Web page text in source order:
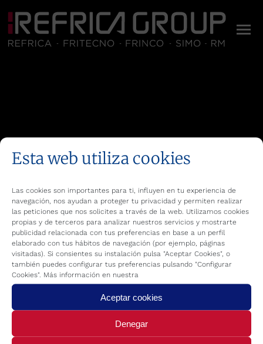
Esta web utiliza cookies
Las cookies son importantes para ti, influyen en tu experiencia de
navegación, nos ayudan a proteger tu privacidad y permiten realizar
las peticiones que nos solicites a través de la web. Utilizamos cookies
propias y de terceros para analizar nuestros servicios y mostrarte
publicidad relacionada con tus preferencias en base a un perfil
elaborado con tus hábitos de navegación (por ejemplo, páginas
visitadas). Si consientes su instalación pulsa "Aceptar Cookies", o
también puedes configurar tus preferencias pulsando "Configurar
Cookies". Más información en nuestra
Aceptar cookies
Denegar